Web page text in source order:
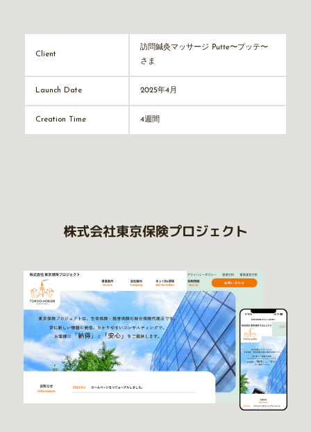
Client
訪問鍼灸マッサージ Putte〜プッテ〜
さま
Launch Date 2025年4月
Creation Time 4週間
株式会社東京保険プロジェクト